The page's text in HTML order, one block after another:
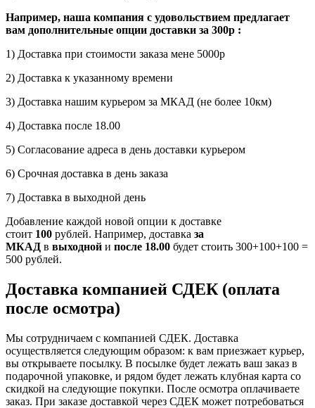
Например, наша компания с удовольствием предлагает
вам дополнительные опции доставки за 300р :
1) Доставка при стоимости заказа мене 5000р
2) Доставка к указанному времени
3) Доставка нашим курьером за МКАД (не более 10км)
4) Доставка после 18.00
5) Согласование адреса в день доставки курьером
6) Срочная доставка в день заказа
7) Доставка в выходной день
Добавление каждой новой опции к доставке
стоит 100 рублей. Например, доставка за
МКАД в выходной и после 18.00 будет стоить 300+100+100 =
500 рублей.
Доставка компанией СДЕК (оплата
после осмотра)
Мы сотрудничаем с компанией СДЕК. Доставка
осуществляется следующим образом: к вам приезжает курьер,
вы открываете посылку. В посылке будет лежать ваш заказ в
подарочной упаковке, и рядом будет лежать клубная карта со
скидкой на следующие покупки. После осмотра оплачиваете
заказ. При заказе доставкой через СДЕК может потребоваться